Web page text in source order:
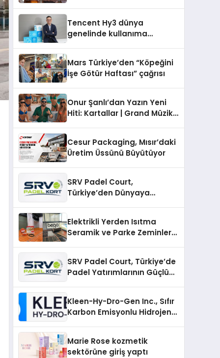
Tencent Hy3 dünya
genelinde kullanıma
Mars Türkiye’den “Köpeğini
İşe Götür Haftası” çağrısı
Onur Şanlı’dan Yazın Yeni
Hiti: Kartallar | Grand Müzik
Cesur Packaging, Mısır’daki
Üretim Üssünü Büyütüyor
SRV Padel Court,
Türkiye’den Dünyaya
Elektrikli Yerden Isıtma
Seramik ve Parke Zeminler
SRV Padel Court, Türkiye’de
Padel Yatırımlarının Güçlü
Kleen-Hy-Dro-Gen Inc., Sıfır
Karbon Emisyonlu Hidrojen
Aldı
Marie Rose kozmetik
sektörüne giriş yaptı